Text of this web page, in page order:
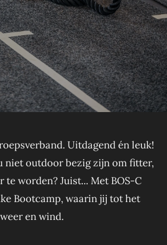
Uitdagend én leuk!
niet outdoor bezig zijn om fitter,
te worden? Juist... Met BOS-C
Bootcamp, waarin jij tot het
en wind.